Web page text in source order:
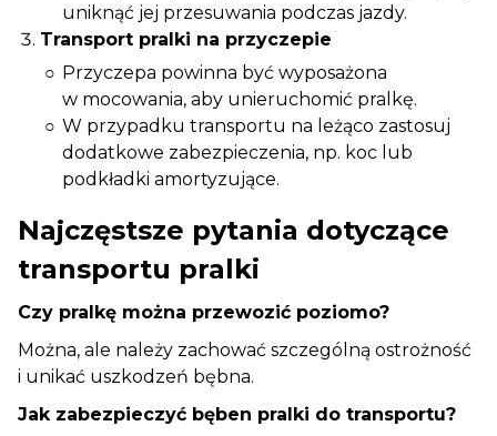
uniknąć jej przesuwania podczas jazdy.
Transport pralki na przyczepie
Przyczepa powinna być wyposażona
w mocowania, aby unieruchomić pralkę.
W przypadku transportu na leżąco zastosuj
dodatkowe zabezpieczenia, np. koc lub
podkładki amortyzujące.
Najczęstsze pytania dotyczące
transportu pralki
Czy pralkę można przewozić poziomo?
Można, ale należy zachować szczególną ostrożność
i unikać uszkodzeń bębna.
Jak zabezpieczyć bęben pralki do transportu?